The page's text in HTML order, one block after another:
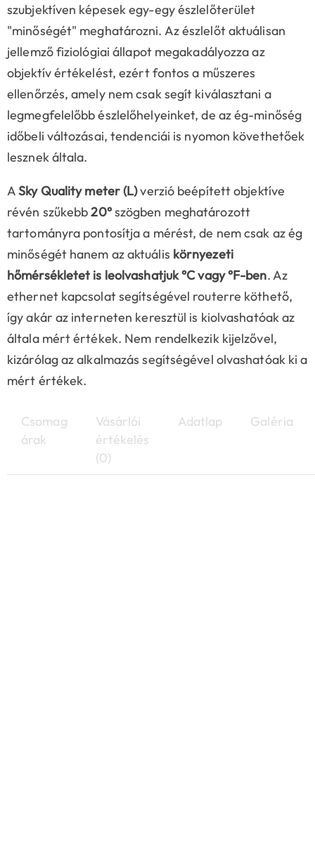
szubjektíven képesek egy-egy észlelőterület
"minőségét" meghatározni. Az észlelőt aktuálisan
jellemző fiziológiai állapot megakadályozza az
objektív értékelést, ezért fontos a műszeres
ellenőrzés, amely nem csak segít kiválasztani a
legmegfelelőbb észlelőhelyeinket, de az ég-minőség
időbeli változásai, tendenciái is nyomon követhetőek
lesznek általa.
ASky Quality meter (L)verzió beépített objektíve
révén szűkebb20°szögben meghatározott
tartományra pontosítja a mérést, de nem csak az ég
minőségét hanem az aktuális környezeti
hőmérsékletet is leolvashatjuk °C vagy °F-ben. Az
ethernet kapcsolat segítségével routerre köthető,
így akár az interneten keresztül is kiolvashatóak az
általa mért értékek. Nem rendelkezik kijelzővel,
kizárólag az alkalmazás segítségével olvashatóak ki a
mért értékek.
Csomag
árak
Vásárlói
értékelés
(0)
Adatlap Galéria